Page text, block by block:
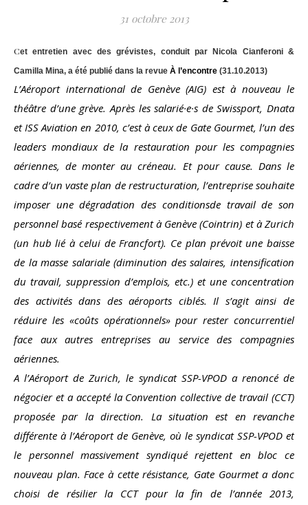
31 octobre 2013
Cet entretien avec des grévistes, conduit par Nicola Cianferoni &
Camilla Mina, a été publié dans la revue À l’encontre (31.10.2013)
L’Aéroport international de Genève (AIG) est à nouveau le
théâtre d’une grève. Après les salarié·e·s de Swissport, Dnata
et ISS Aviation en 2010, c’est à ceux de Gate Gourmet, l’un des
leaders mondiaux de la restauration pour les compagnies
aériennes, de monter au créneau. Et pour cause. Dans le
cadre d’un vaste plan de restructuration, l’entreprise souhaite
imposer une dégradation des conditionsde travail de son
personnel basé respectivement à Genève (Cointrin) et à Zurich
(un hub lié à celui de Francfort). Ce plan prévoit une baisse
de la masse salariale (diminution des salaires, intensification
du travail, suppression d’emplois, etc.) et une concentration
des activités dans des aéroports ciblés. Il s’agit ainsi de
réduire les «coûts opérationnels» pour rester concurrentiel
face aux autres entreprises au service des compagnies
aériennes.
A l’Aéroport de Zurich, le syndicat SSP-VPOD a renoncé de
négocier et a accepté la Convention collective de travail (CCT)
proposée par la direction. La situation est en revanche
différente à l’Aéroport de Genève, où le syndicat SSP-VPOD et
le personnel massivement syndiqué rejettent en bloc ce
nouveau plan. Face à cette résistance, Gate Gourmet a donc
choisi de résilier la CCT pour la fin de l’année 2013,